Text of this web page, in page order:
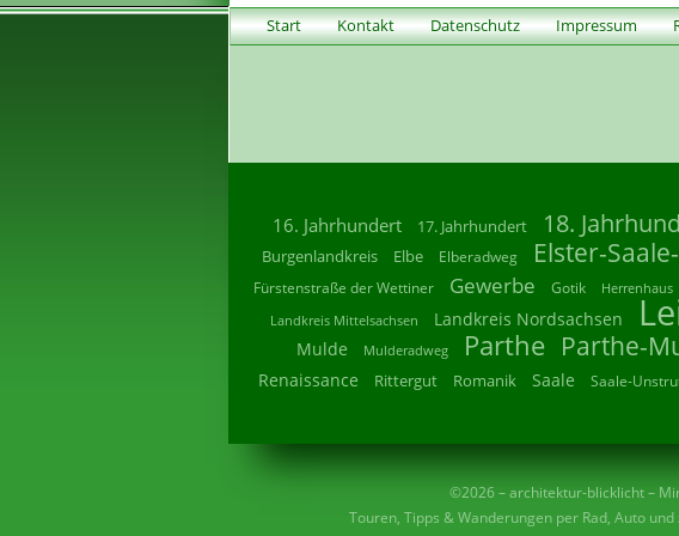
Start Kontakt Datenschutz Impressum
16. Jahrhundert 17. Jahrhundert 18.
Burgenlandkreis Elbe Elberadweg Elster-
Fürstenstraße der Wettiner Gewerbe Gotik Herrenhaus
Landkreis Mittelsachsen Landkreis Nordsachsen
Mulde Mulderadweg Parthe Parthe-
Renaissance Rittergut Romanik Saale Saale-
©2026 – architektur-blicklicht –
Touren, Tipps & Wanderungen per Rad, Auto